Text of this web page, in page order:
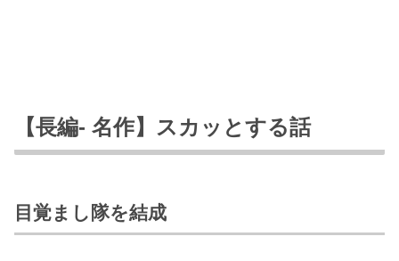
【長編- 名作】スカッとする話
目覚まし隊を結成